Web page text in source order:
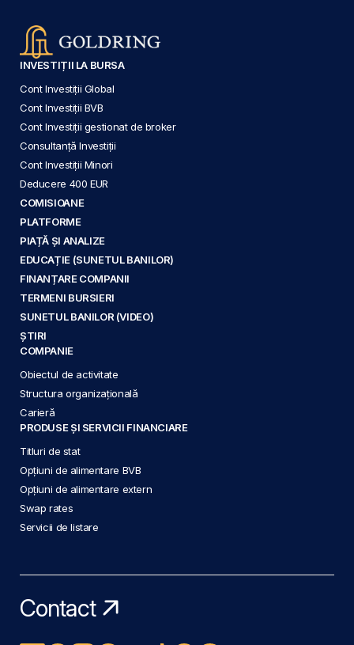
INVESTIȚII LA BURSA
Cont Investiții Global
Cont Investiții BVB
Cont Investiții gestionat de broker
Consultanță Investiții
Cont Investiții Minori
Deducere 400 EUR
COMISIOANE
PLATFORME
PIAȚĂ ȘI ANALIZE
EDUCAȚIE (SUNETUL BANILOR)
FINANȚARE COMPANII
TERMENI BURSIERI
SUNETUL BANILOR (VIDEO)
ȘTIRI
COMPANIE
Obiectul de activitate
Structura organizațională
Carieră
PRODUSE ȘI SERVICII FINANCIARE
Titluri de stat
Opțiuni de alimentare BVB
Opțiuni de alimentare extern
Swap rates
Servicii de listare
Contact